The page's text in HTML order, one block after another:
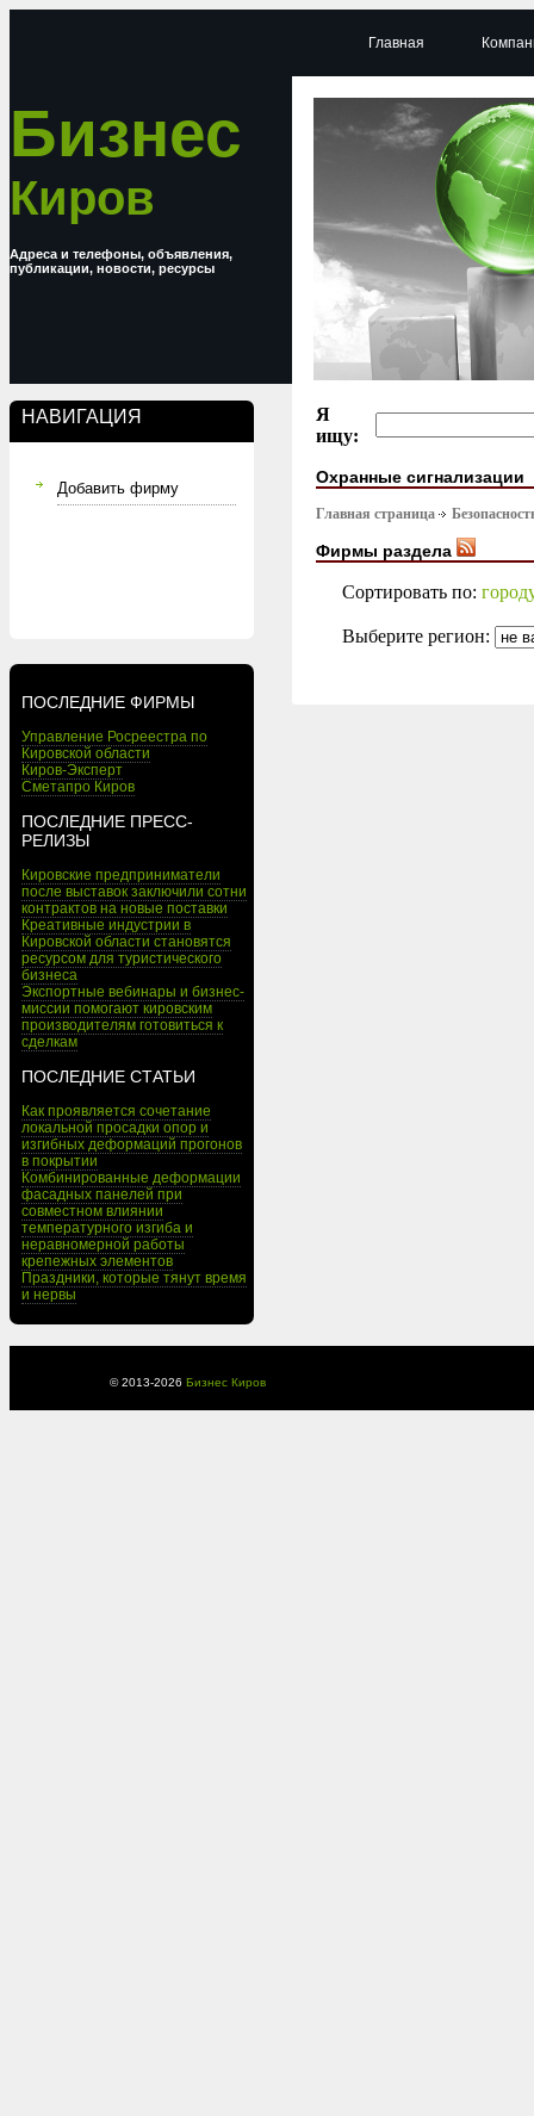
Бизнес
Киров
Адреса и телефоны, объявления,
публикации, новости, ресурсы
НАВИГАЦИЯ
Добавить фирму
ПОСЛЕДНИЕ ФИРМЫ
Управление Росреестра по
Кировской области
Киров-Эксперт
Сметапро Киров
ПОСЛЕДНИЕ ПРЕСС-
РЕЛИЗЫ
Кировские предприниматели
после выставок заключили сотни
контрактов на новые поставки
Креативные индустрии в
Кировской области становятся
ресурсом для туристического
бизнеса
Экспортные вебинары и бизнес-
миссии помогают кировским
производителям готовиться к
сделкам
ПОСЛЕДНИЕ СТАТЬИ
Как проявляется сочетание
локальной просадки опор и
изгибных деформаций прогонов
в покрытии
Комбинированные деформации
фасадных панелей при
совместном влиянии
температурного изгиба и
неравномерной работы
крепежных элементов
Праздники, которые тянут время
и нервы
Главная
Я
ищу:
Охранные сигнализации
Главная страница
Фирмы раздела
Сортировать по:
Выберите регион:
© 2013-2026 Бизнес Киров